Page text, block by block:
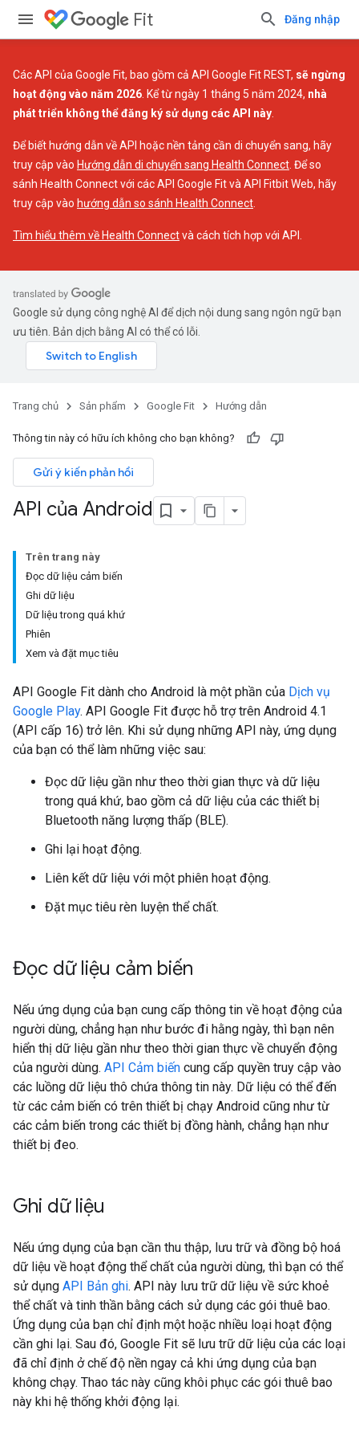
Fit Đăng nhập
Các API của Google Fit, bao gồm cả API Google Fit REST, sẽ ngừng
hoạt động vào năm 2026 . Kể từ ngày 1 tháng 5 năm 2024, nhà
phát triển không thể đăng ký sử dụng các API này
Để biết hướng dẫn về API hoặc nền tảng cần di chuyển sang, hãy
truy cập vào Hướng dẫn di chuyển sang Health Connect . Để so
sánh Health Connect với các API Google Fit và API Fitbit Web, hãy
truy cập vào hướng dẫn so sánh Health Connect
Tìm hiểu thêm về Health Connectvà cách tích hợp với API.
Google sử dụng công nghệ AI để dịch nội dung sang ngôn ngữ bạn
ưu tiên. Bản dịch bằng AI có thể có lỗi.
Trang chủ Sản phẩm Google Fit Hướng dẫn
Thông tin này có hữu ích không cho bạn không?
Gửi ý kiến phản hồi
API của Android
Trên trang này
Đọc dữ liệu cảm biến
Ghi dữ liệu
Dữ liệu trong quá khứ
Phiên
Xem và đặt mục tiêu
API Google Fit dành cho Android là một phần của Dịch vụ
Google Play. API Google Fit được hỗ trợ trên Android 4.1
(API cấp 16) trở lên. Khi sử dụng những API này, ứng dụng
của bạn có thể làm những việc sau:
Đọc dữ liệu gần như theo thời gian thực và dữ liệu
trong quá khứ, bao gồm cả dữ liệu của các thiết bị
Bluetooth năng lượng thấp (BLE).
Ghi lại hoạt động.
Liên kết dữ liệu với một phiên hoạt động.
Đặt mục tiêu rèn luyện thể chất.
Đọc dữ liệu cảm biến
Nếu ứng dụng của bạn cung cấp thông tin về hoạt động của
người dùng, chẳng hạn như bước đi hằng ngày, thì bạn nên
hiển thị dữ liệu gần như theo thời gian thực về chuyển động
của người dùng. API Cảm biến cung cấp quyền truy cập vào
các luồng dữ liệu thô chứa thông tin này. Dữ liệu có thể đến
từ các cảm biến có trên thiết bị chạy Android cũng như từ
các cảm biến trong các thiết bị đồng hành, chẳng hạn như
thiết bị đeo.
Ghi dữ liệu
Nếu ứng dụng của bạn cần thu thập, lưu trữ và đồng bộ hoá
dữ liệu về hoạt động thể chất của người dùng, thì bạn có thể
sử dụng API Bản ghi. API này lưu trữ dữ liệu về sức khoẻ
thể chất và tinh thần bằng cách sử dụng các gói thuê bao.
Ứng dụng của bạn chỉ định một hoặc nhiều loại hoạt động
cần ghi lại. Sau đó, Google Fit sẽ lưu trữ dữ liệu của các loại
đã chỉ định ở chế độ nền ngay cả khi ứng dụng của bạn
không chạy. Thao tác này cũng khôi phục các gói thuê bao
này khi hệ thống khởi động lại.